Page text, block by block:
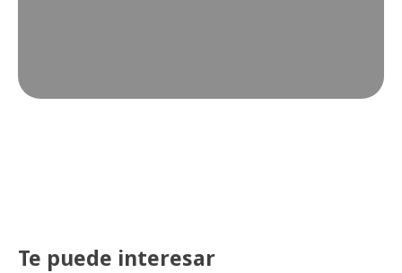
Te puede interesar